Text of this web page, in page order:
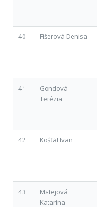
40 Fišerová Denisa
41
Gondová
Terézia
42 Košťál Ivan
43
Matejová
Katarína